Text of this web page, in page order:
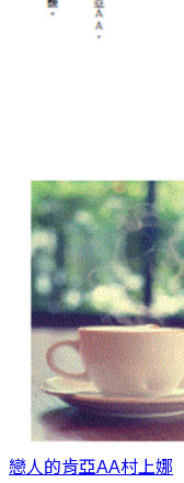
戀人的肯亞AA村上娜